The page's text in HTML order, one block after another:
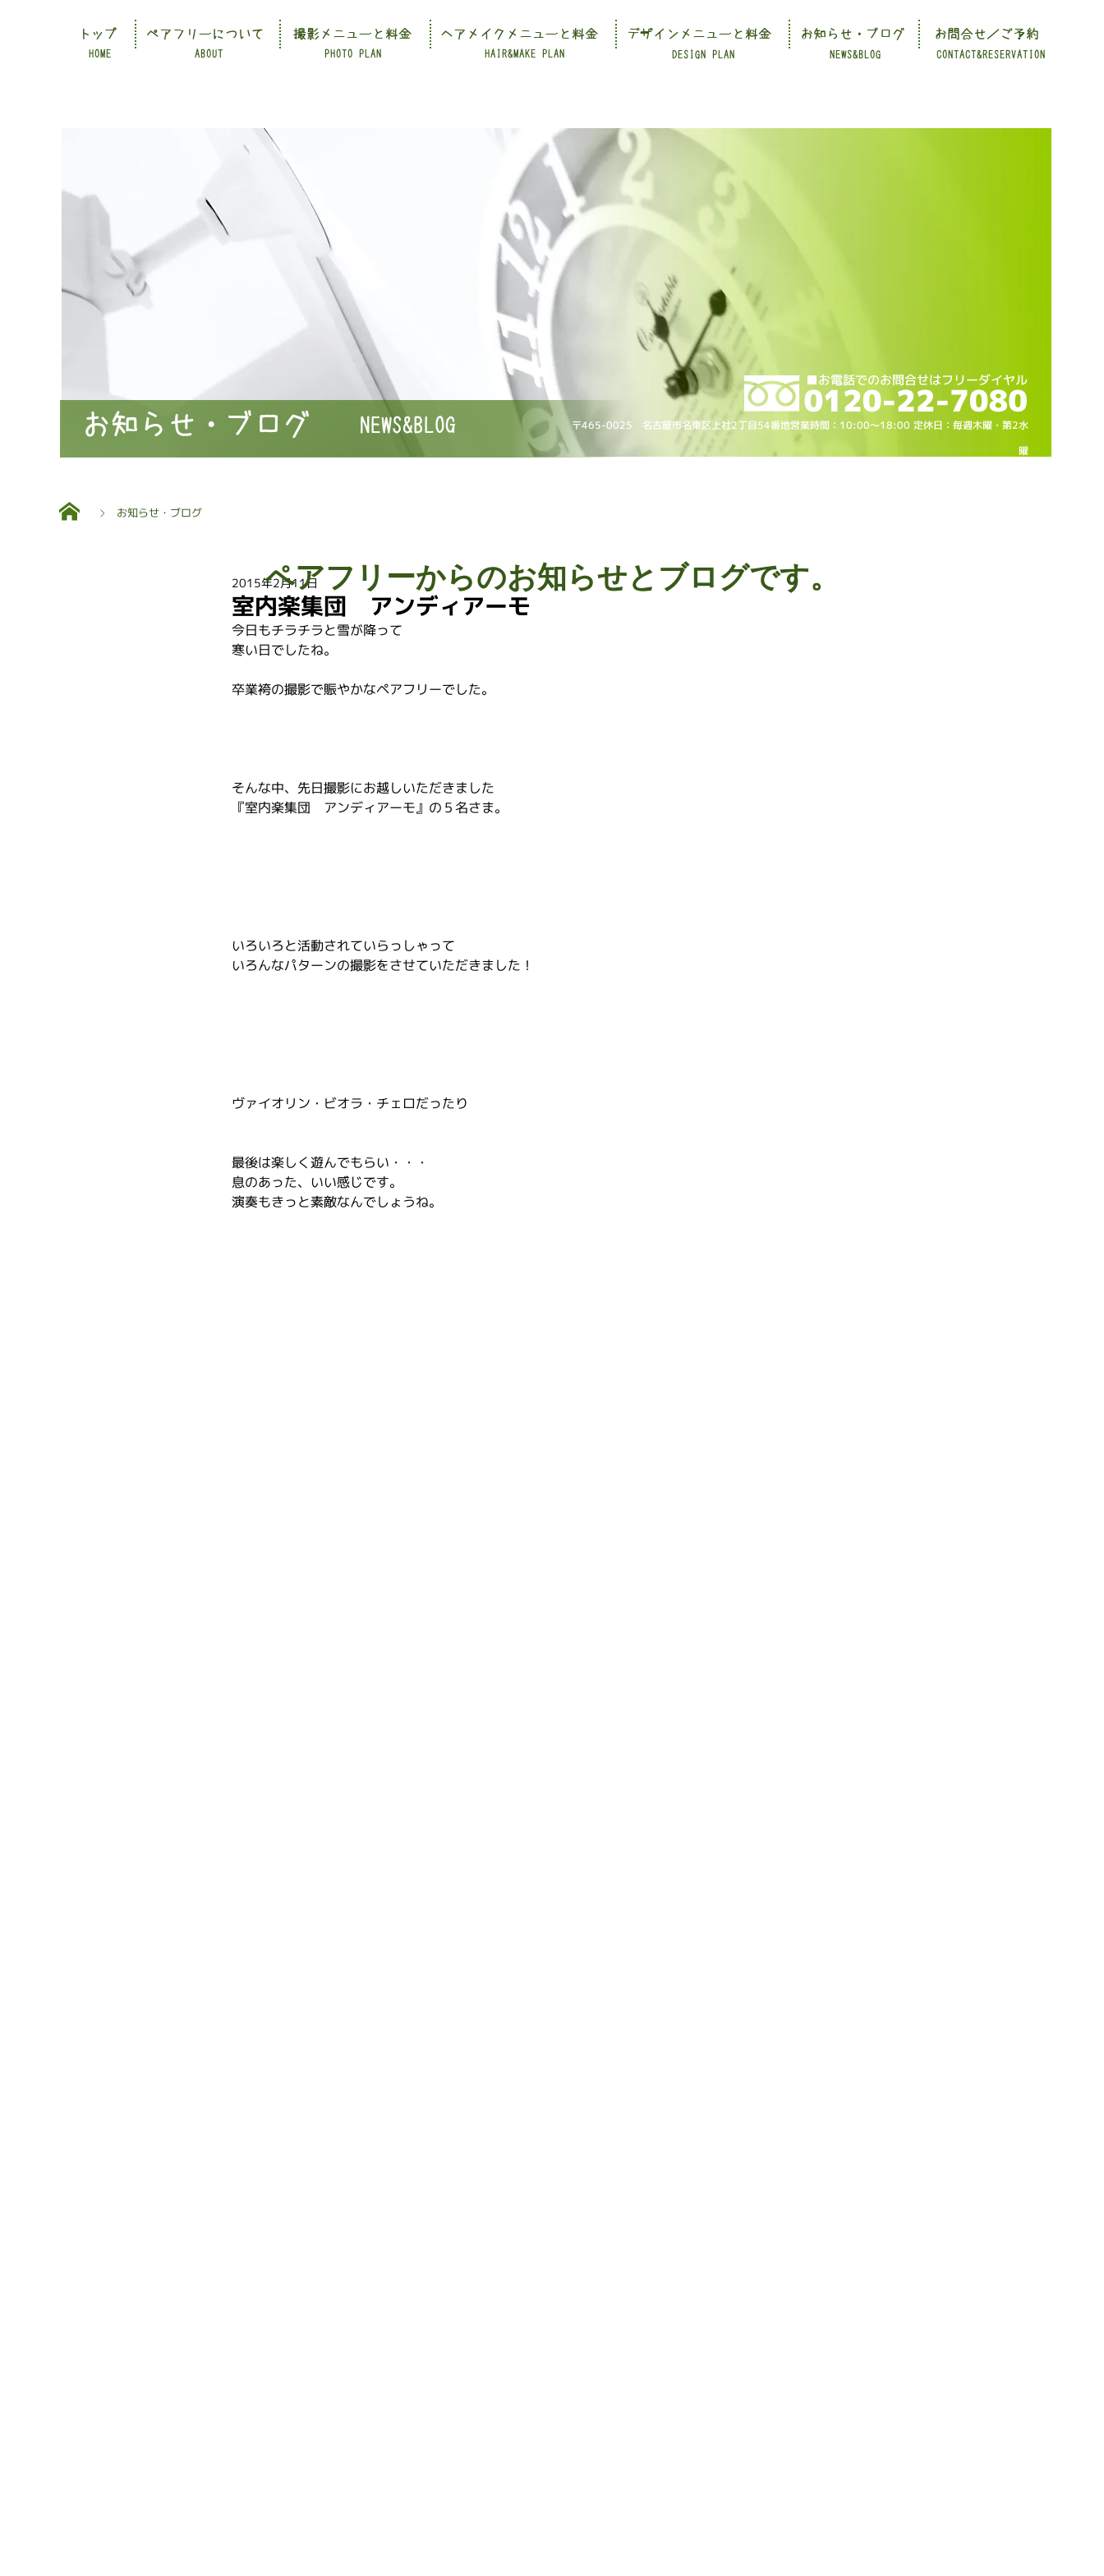
CONTACT&RESERVATION
HOME ABOUT PHOTO PLAN HAIR&MAKE PLAN DESIGN PLAN NEWS&BLOG
トップ ペアフリーについて 撮影メニューと料金 ヘアメイクメニューと料金 デザインメニューと料金 お知らせ・ブログ お問合せ／ご予約
〒465-0025 名古屋市名東区上社2丁目54番地営業時間：10:00～18:00 定休日：毎週木曜・第2水
曜
NEWS&BLOG
お知らせ・ブログ
お知らせ・ブログ
室内楽集団 アンディアーモ
2015年2月11日
今日もチラチラと雪が降って
寒い日でしたね。
卒業袴の撮影で賑やかなペアフリーでした。
そんな中、先日撮影にお越しいただきました
『室内楽集団　アンディアーモ』の５名さま。
いろいろと活動されていらっしゃって
いろんなパターンの撮影をさせていただきました！
ヴァイオリン・ビオラ・チェロだったり
最後は楽しく遊んでもらい・・・
息のあった、いい感じです。
演奏もきっと素敵なんでしょうね。
ペアフリーからのお知らせとブログです。